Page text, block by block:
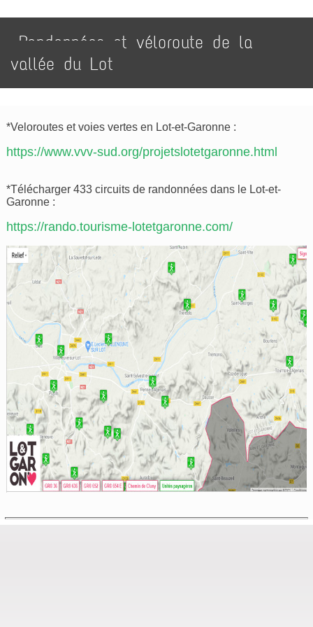
Randonnées et véloroute de la
vallée du Lot
*Veloroutes et voies vertes en Lot-et-Garonne :
https://www.vvv-sud.org/projetslotetgaronne.html
*Télécharger 433 circuits de randonnées dans le Lot-et-
Garonne :
https://rando.tourisme-lotetgaronne.com/